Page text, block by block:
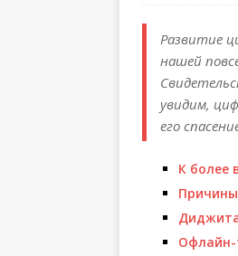
Развитие
нашей
увидим,
его
К более
Офлайн-